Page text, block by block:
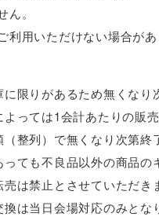
。
利用いただけない場合があ
限りがあるため無くなり
っては1会計あたりの販
整列）で無くなり次第終
ても不良品以外の商品の
は禁止とさせていただき
は当日会場対応のみとな